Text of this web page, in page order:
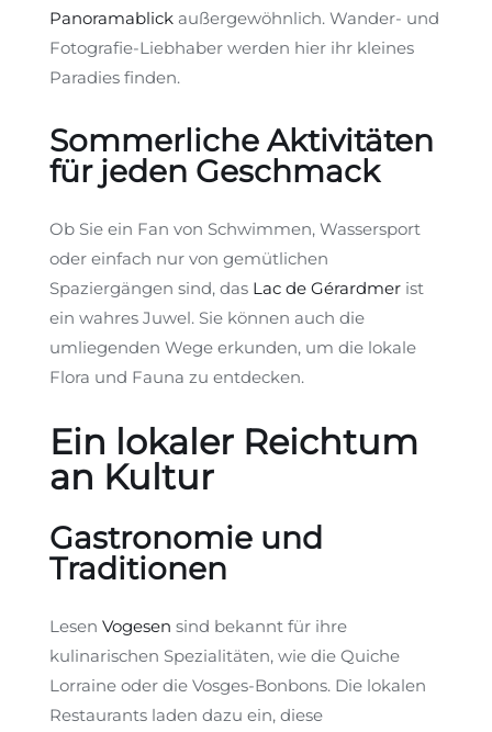
Panoramablick außergewöhnlich. Wander- und
Fotografie-Liebhaber werden hier ihr kleines
Paradies finden.
Sommerliche Aktivitäten
für jeden Geschmack
Ob Sie ein Fan von Schwimmen, Wassersport
oder einfach nur von gemütlichen
Spaziergängen sind, das Lac de Gérardmer ist
ein wahres Juwel. Sie können auch die
umliegenden Wege erkunden, um die lokale
Flora und Fauna zu entdecken.
Ein lokaler Reichtum
an Kultur
Gastronomie und
Traditionen
Lesen Vogesen sind bekannt für ihre
kulinarischen Spezialitäten, wie die Quiche
Lorraine oder die Vosges-Bonbons. Die lokalen
Restaurants laden dazu ein, diese